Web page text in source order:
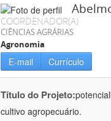
COORDENADOR(A)
CIÊNCIAS AGRÁRIAS
Agronomia
E-mail Currículo
Título do Projeto:
cultivo agropecuário.